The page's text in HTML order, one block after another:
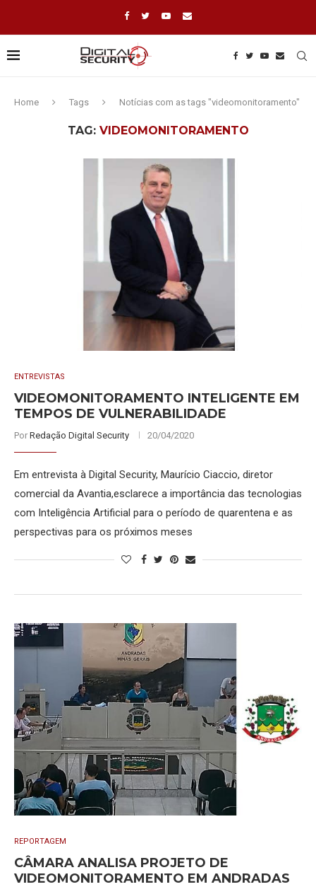
Home Tags Notícias com as tags "videomonitoramento"
TAG: VIDEOMONITORAMENTO
ENTREVISTAS
VIDEOMONITORAMENTO INTELIGENTE EM
TEMPOS DE VULNERABILIDADE
Por Redação Digital Security 20/04/2020
Em entrevista à Digital Security, Maurício Ciaccio, diretor
comercial da Avantia,esclarece a importância das tecnologias
com Inteligência Artificial para o período de quarentena e as
perspectivas para os próximos meses
REPORTAGEM
CÂMARA ANALISA PROJETO DE
VIDEOMONITORAMENTO EM ANDRADAS